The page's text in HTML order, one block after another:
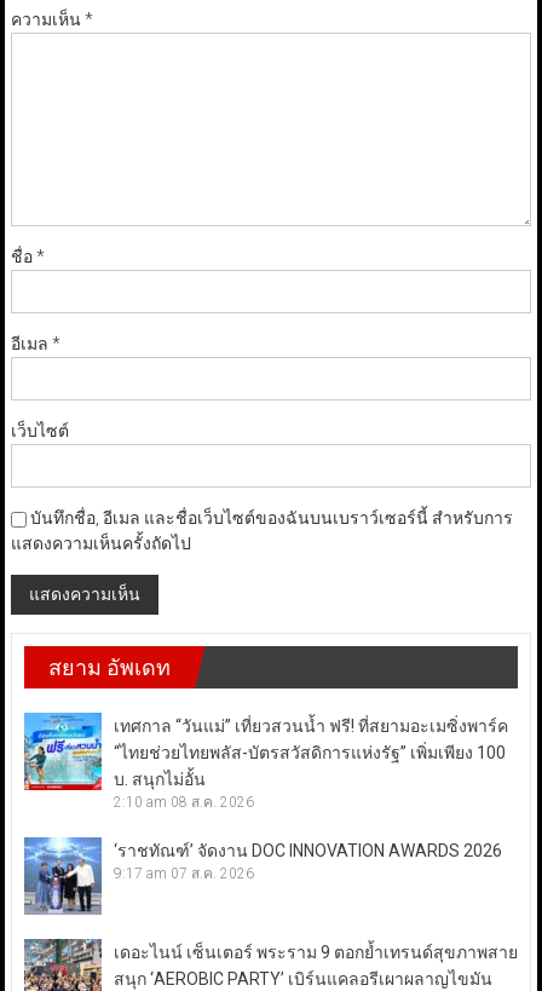
ความเห็น*
ชื่อ*
อีเมล *
เว็บไซต์
บันทึกชื่อ, อีเมล และชื่อเว็บไซต์ของฉันบนเบราว์เซอร์นี้ สำหรับการ
แสดงความเห็นครั้งถัดไป
สยาม อัพเดท
เทศกาล “วันแม่” เที่ยวสวนน้ำ ฟรี! ที่สยามอะเมซิ่งพาร์ค
“ไทยช่วยไทยพลัส-บัตรสวัสดิการแห่งรัฐ” เพิ่มเพียง 100
บ. สนุกไม่อั้น
2:10 am 08 ส.ค. 2026
‘ราชทัณฑ์’ จัดงาน DOC INNOVATION AWARDS 2026
9:17 am 07 ส.ค. 2026
เดอะไนน์ เซ็นเตอร์ พระราม 9 ตอกย้ำเทรนด์สุขภาพสาย
สนุก ‘AEROBIC PARTY’ เบิร์นแคลอรีเผาผลาญไขมัน